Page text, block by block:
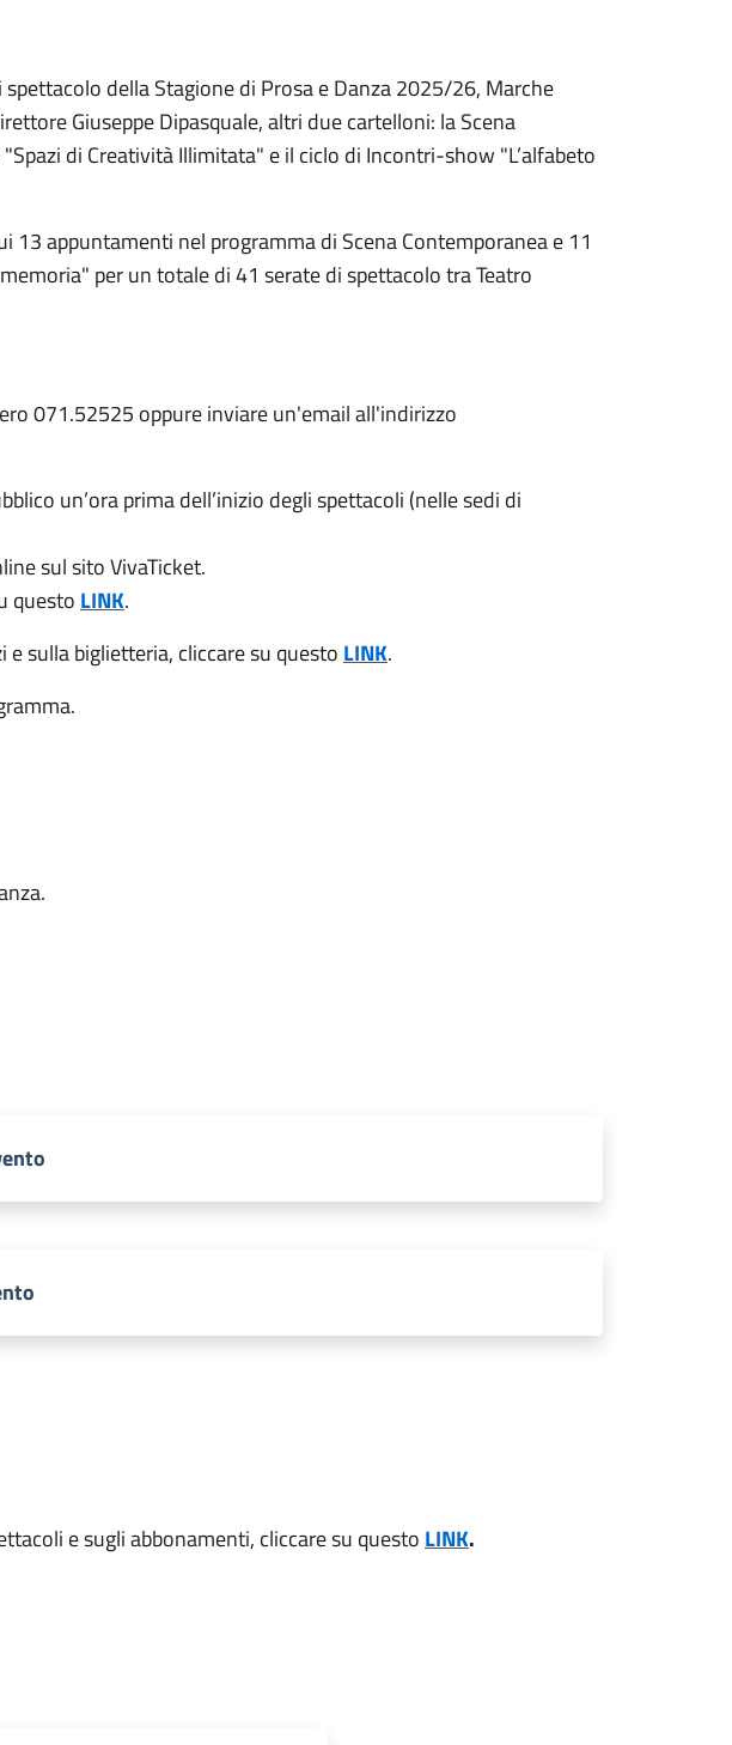
della Stagione di Prosa e Danza 2025/26, Marche
Giuseppe Dipasquale, altri due cartelloni: la Scena
di Creatività Illimitata" e il ciclo di Incontri-show "L’alfabeto
13 appuntamenti nel programma di Scena Contemporanea e 11
per un totale di 41 serate di spettacolo tra Teatro
071.52525 oppure inviare un'email all'indirizzo
un’ora prima dell’inizio degli spettacoli (nelle sedi di
sul sito VivaTicket.
questo LINK.
sulla biglietteria, cliccare su questo LINK.
e sugli abbonamenti, cliccare su questo LINK.